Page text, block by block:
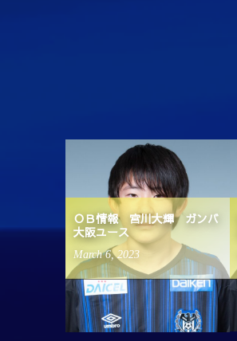
ＯＢ情報 宮川大輝 ガンバ
大阪ユース
March 6,2023